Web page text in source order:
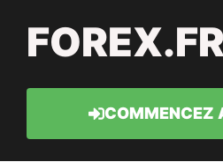
COMMENCEZ